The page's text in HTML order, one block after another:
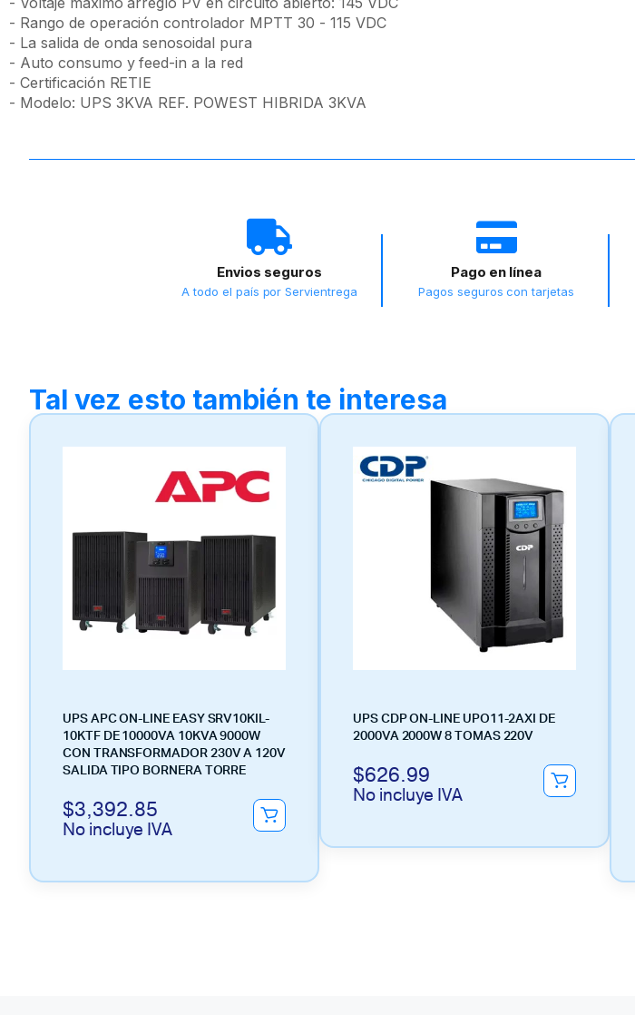
- Rango de operación controlador MPTT 30 - 115 VDC
- La salida de onda senosoidal pura
- Auto consumo y feed-in a la red
- Certificación RETIE
- Modelo: UPS 3KVA REF. POWEST HIBRIDA 3KVA
Envios seguros
A todo el país por Servientrega
Pago en línea
Pagos seguros con tarjetas
Tal vez esto también te interesa
UPS APC ON-LINE EASY SRV10KIL-
10KTF DE 10000VA 10KVA 9000W
CON TRANSFORMADOR 230V A 120V
SALIDA TIPO BORNERA TORRE
$3,392.85
No incluye IVA
UPS CDP ON-LINE UPO11-2AXI DE
2000VA 2000W 8 TOMAS 220V
$626.99
No incluye IVA